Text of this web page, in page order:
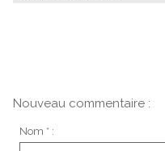
Nouveau commentaire :
Nom * :